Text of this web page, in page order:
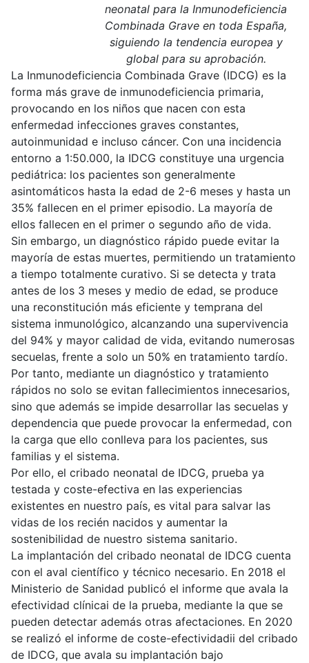
neonatal para la Inmunodeficiencia
Combinada Grave en toda España,
siguiendo la tendencia europea y
global para su aprobación.
La Inmunodeficiencia Combinada Grave (IDCG) es la
forma más grave de inmunodeficiencia primaria,
provocando en los niños que nacen con esta
enfermedad infecciones graves constantes,
autoinmunidad e incluso cáncer. Con una incidencia
entorno a 1:50.000, la IDCG constituye una urgencia
pediátrica: los pacientes son generalmente
asintomáticos hasta la edad de 2-6 meses y hasta un
35% fallecen en el primer episodio. La mayoría de
ellos fallecen en el primer o segundo año de vida.
Sin embargo, un diagnóstico rápido puede evitar la
mayoría de estas muertes, permitiendo un tratamiento
a tiempo totalmente curativo. Si se detecta y trata
antes de los 3 meses y medio de edad, se produce
una reconstitución más eficiente y temprana del
sistema inmunológico, alcanzando una supervivencia
del 94% y mayor calidad de vida, evitando numerosas
secuelas, frente a solo un 50% en tratamiento tardío.
Por tanto, mediante un diagnóstico y tratamiento
rápidos no solo se evitan fallecimientos innecesarios,
sino que además se impide desarrollar las secuelas y
dependencia que puede provocar la enfermedad, con
la carga que ello conlleva para los pacientes, sus
familias y el sistema.
Por ello, el cribado neonatal de IDCG, prueba ya
testada y coste-efectiva en las experiencias
existentes en nuestro país, es vital para salvar las
vidas de los recién nacidos y aumentar la
sostenibilidad de nuestro sistema sanitario.
La implantación del cribado neonatal de IDCG cuenta
con el aval científico y técnico necesario. En 2018 el
Ministerio de Sanidad publicó el informe que avala la
efectividad clínicai de la prueba, mediante la que se
pueden detectar además otras afectaciones. En 2020
se realizó el informe de coste-efectividadii del cribado
de IDCG, que avala su implantación bajo